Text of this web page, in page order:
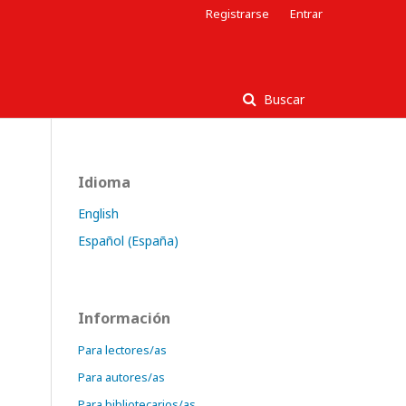
Buscar
Registrarse Entrar
Idioma
English
Español (España)
Información
Para lectores/as
Para autores/as